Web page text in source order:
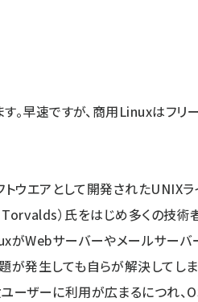
早速ですが、商用Linuxはフリ
ウエアとして開発されたUNIXラ
Torvalds）氏をはじめ多くの技
がWebサーバーやメールサー
が発生しても自らが解決してし
ーザーに利用が広まるにつれ、